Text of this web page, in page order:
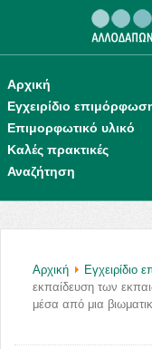
Αρχική
Εγχειρίδιο
Επιμορφωτικό υλικό
Καλές πρακτικές
Αναζήτηση
Αρχική Εγχειρίδιο
εκπαίδευση των
μέσα από μια